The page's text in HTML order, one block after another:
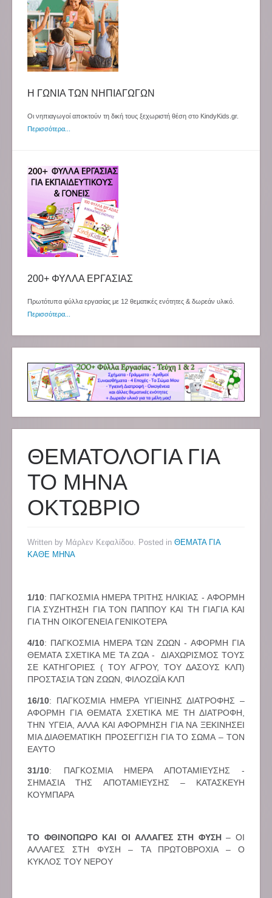
Η ΓΩΝΙΑ ΤΩΝ ΝΗΠΙΑΓΩΓΩΝ
Οι νηπιαγωγοί αποκτούν τη δική τους ξεχωριστή θέση στο KindyKids.gr.
Περισσότερα...
200+ ΦΥΛΛΑ ΕΡΓΑΣΙΑΣ
Πρωτότυπα φύλλα εργασίας με 12 θεματικές ενότητες & δωρεάν υλικό.
Περισσότερα...
ΘΕΜΑΤΟΛΟΓΙΑ ΓΙΑ
ΤΟ ΜΗΝΑ
ΟΚΤΩΒΡΙΟ
Written by Μάρλεν Κεφαλίδου. Posted in ΘΕΜΑΤΑ ΓΙΑ
ΚΑΘΕ ΜΗΝΑ
1/10: ΠΑΓΚΟΣΜΙΑ ΗΜΕΡΑ ΤΡΙΤΗΣ ΗΛΙΚΙΑΣ - ΑΦΟΡΜΗ
ΓΙΑ ΣΥΖΗΤΗΣΗ ΓΙΑ ΤΟΝ ΠΑΠΠΟΥ ΚΑΙ ΤΗ ΓΙΑΓΙΑ ΚΑΙ
ΓΙΑ ΤΗΝ ΟΙΚΟΓΕΝΕΙΑ ΓΕΝΙΚΟΤΕΡΑ
4/10: ΠΑΓΚΟΣΜΙΑ ΗΜΕΡΑ ΤΩΝ ΖΩΩΝ - ΑΦΟΡΜΗ ΓΙΑ
ΘΕΜΑΤΑ ΣΧΕΤΙΚΑ ΜΕ ΤΑ ΖΩΑ - ΔΙΑΧΩΡΙΣΜΟΣ ΤΟΥΣ
ΣΕ ΚΑΤΗΓΟΡΙΕΣ ( ΤΟΥ ΑΓΡΟΥ, ΤΟΥ ΔΑΣΟΥΣ ΚΛΠ)
ΠΡΟΣΤΑΣΙΑ ΤΩΝ ΖΩΩΝ, ΦΙΛΟΖΩΪΑ ΚΛΠ
16/10: ΠΑΓΚΟΣΜΙΑ ΗΜΕΡΑ ΥΓΙΕΙΝΗΣ ΔΙΑΤΡΟΦΗΣ –
ΑΦΟΡΜΗ ΓΙΑ ΘΕΜΑΤΑ ΣΧΕΤΙΚΑ ΜΕ ΤΗ ΔΙΑΤΡΟΦΗ,
ΤΗΝ ΥΓΕΙΑ, ΑΛΛΑ ΚΑΙ ΑΦΟΡΜΗΣΗ ΓΙΑ ΝΑ ΞΕΚΙΝΗΣΕΙ
ΜΙΑ ΔΙΑΘΕΜΑΤΙΚΗ ΠΡΟΣΕΓΓΙΣΗ ΓΙΑ ΤΟ ΣΩΜΑ – ΤΟΝ
ΕΑΥΤΟ
31/10: ΠΑΓΚΟΣΜΙΑ ΗΜΕΡΑ ΑΠΟΤΑΜΙΕΥΣΗΣ -
ΣΗΜΑΣΙΑ ΤΗΣ ΑΠΟΤΑΜΙΕΥΣΗΣ – ΚΑΤΑΣΚΕΥΗ
ΚΟΥΜΠΑΡΑ
ΤΟ ΦΘΙΝΟΠΩΡΟ ΚΑΙ ΟΙ ΑΛΛΑΓΕΣ ΣΤΗ ΦΥΣΗ– ΟΙ
ΑΛΛΑΓΕΣ ΣΤΗ ΦΥΣΗ – ΤΑ ΠΡΩΤΟΒΡΟΧΙΑ – Ο
ΚΥΚΛΟΣ ΤΟΥ ΝΕΡΟΥ